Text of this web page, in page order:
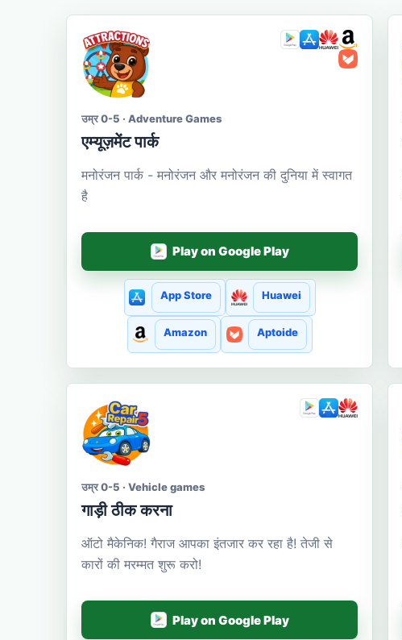
उम्र 0-5 · Adventure Games
एम्यूज़मेंट पार्क
मनोरंजन पार्क - मनोरंजन और मनोरंजन की दुनिया में स्वागत
है
Play on Google Play
App Store Huawei
Amazon Aptoide
उम्र 0-5 · Vehicle games
गाड़ी ठीक करना
ऑटो मैकेनिक! गैराज आपका इंतजार कर रहा है! तेजी से
कारों की मरम्मत शुरू करो!
Play on Google Play